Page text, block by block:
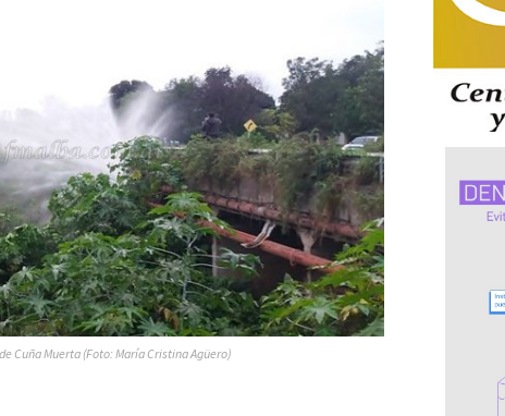
Cuña Muerta (Foto: María Cristina Agüero)